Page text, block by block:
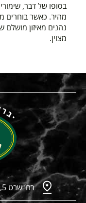
בסופו של דבר,
מהיר. כאשר בוחרים
נהנים מאיזון מושלם
מצוין.
רח’ שבט 5, קריית גת